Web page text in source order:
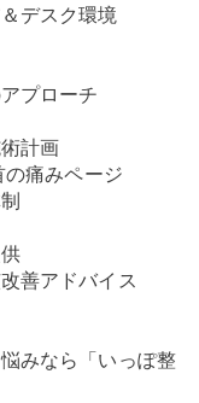
デスク環境
プローチ
計画
の痛みページ
善アドバイス
みなら「いっぽ整